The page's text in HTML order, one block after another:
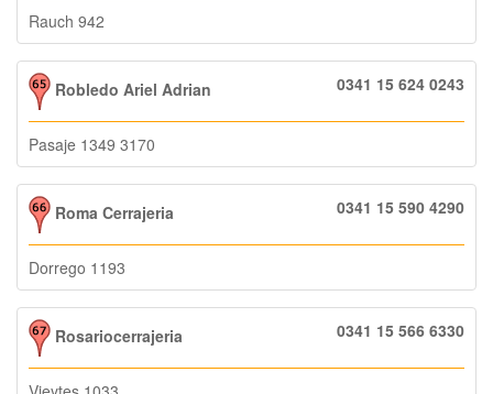
Rauch 942
Robledo Ariel Adrian 0341 15 624 0243
Pasaje 1349 3170
Roma Cerrajeria 0341 15 590 4290
Dorrego 1193
Rosariocerrajeria 0341 15 566 6330